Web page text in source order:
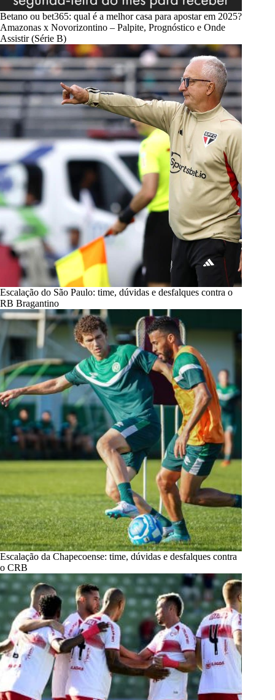
Betano ou bet365: qual é a melhor casa para apostar em 2025?
Amazonas x Novorizontino – Palpite, Prognóstico e Onde
Assistir (Série B)
Escalação do São Paulo: time, dúvidas e desfalques contra o
RB Bragantino
Escalação da Chapecoense: time, dúvidas e desfalques contra
o CRB